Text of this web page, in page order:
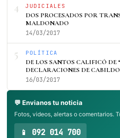
4 JUDICIALES
DOS PROCESADOS POR
MALDONADO
14/03/2017
5 POLÍTICA
DE LOS SANTOS CALIFICÓ DE
DECLARACIONES DE
16/03/2017
💬 Envianos tu noticia
Fotos, videos, alertas o comentarios.
📱 092 014 700